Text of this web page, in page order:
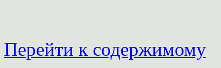
Перейти к содержимому